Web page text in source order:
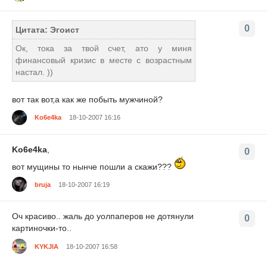
0
Цитата: Эгоист
Ок, тока за твой счет, ато у миня
финансовый кризис в месте с возрастным
настал. ))
вот так вот,а как же побыть мужчиной?
Ko6e4ka 18-10-2007 16:16
0
Ko6e4ka
вот мущины то нынче пошли а скажи???
bruja 18-10-2007 16:19
0
Оч красиво.. жаль до уолпаперов не дотянули
картиночки-то..
KYKJIA 18-10-2007 16:58